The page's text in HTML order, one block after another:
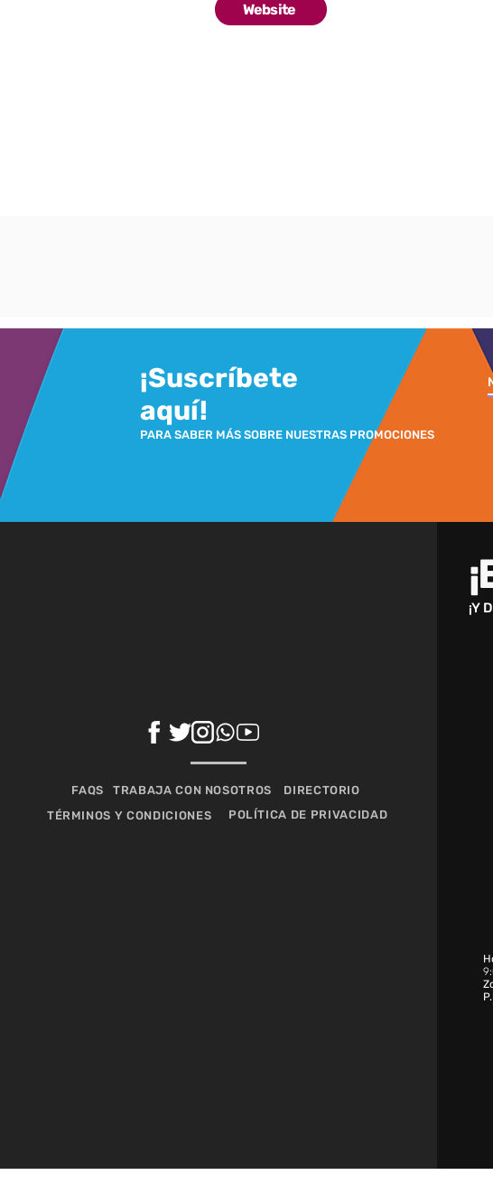
Website
¡Suscríbete
aquí!
PARA SABER MÁS SOBRE NUESTRAS PROMOCIONES
FAQS TRABAJA CON NOSOTROS
DIRECTORIO
TÉRMINOS Y CONDICIONES
POLÍTICA DE PRIVACIDAD
¡Y